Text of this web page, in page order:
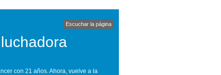
Escuchar la página
con 21 años. Ahora, vuelve a la